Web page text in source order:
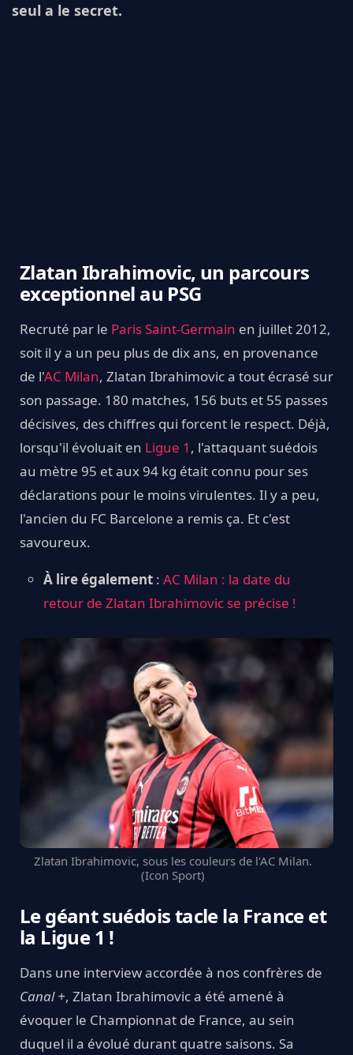
seul a le secret.
Zlatan Ibrahimovic, un parcours
exceptionnel au PSG
Recruté par le Paris Saint-Germain en juillet 2012,
soit il y a un peu plus de dix ans, en provenance
de l'AC Milan, Zlatan Ibrahimovic a tout écrasé sur
son passage. 180 matches, 156 buts et 55 passes
décisives, des chiffres qui forcent le respect. Déjà,
lorsqu'il évoluait en Ligue 1 , l'attaquant suédois
au mètre 95 et aux 94 kg était connu pour ses
déclarations pour le moins virulentes. Il y a peu,
l'ancien du FC Barcelone a remis ça. Et c'est
savoureux.
À lire également : AC Milan : la date du
retour de Zlatan Ibrahimovic se précise !
Zlatan Ibrahimovic, sous les couleurs de l'AC Milan.
(Icon Sport)
Le géant suédois tacle la France et
la Ligue 1 !
Dans une interview accordée à nos confrères de
Canal +, Zlatan Ibrahimovic a été amené à
évoquer le Championnat de France, au sein
duquel il a évolué durant quatre saisons. Sa